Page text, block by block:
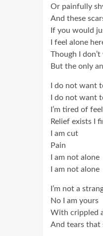
Or painfully
And these
If you would
I feel alone
Though I
But the only
I do not want
I do not want
I’m tired of
Relief exists I
I am cut
Pain
I am not alone
I am not alone
I’m not a
No I am yours
With crippled
And tears that